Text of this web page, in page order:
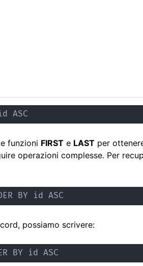
ASC
funzioni FIRST e LAST per
operazioni complesse. Per
BY id ASC
possiamo scrivere:
BY id ASC